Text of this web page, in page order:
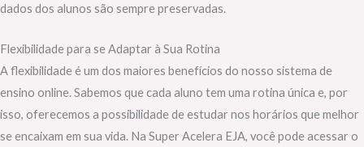
dados dos alunos são sempre preservadas.
Flexibilidade para se Adaptar à Sua Rotina
A flexibilidade é um dos maiores benefícios do nosso sistema de
ensino online. Sabemos que cada aluno tem uma rotina única e, por
isso, oferecemos a possibilidade de estudar nos horários que melhor
se encaixam em sua vida. Na Super Acelera EJA, você pode acessar o